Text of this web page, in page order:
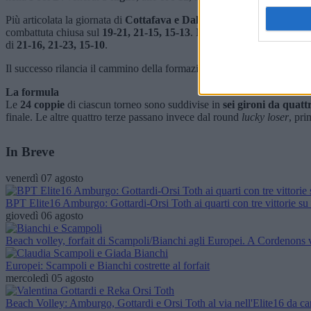
Più articolata la giornata di Cottafava e Dal Corso nel tabellone
combattuta chiusa sul 19-21, 21-15, 15-13. Nel secondo impegno,
di 21-16, 21-23, 15-10.
Il successo rilancia il cammino della formazione italiana, che tornerà
La formula
Le 24 coppie di ciascun torneo sono suddivise in sei gironi da
finale. Le altre quattro terze passano invece dal round lucky loser,
In Breve
venerdì 07 agosto
BPT Elite16 Amburgo: Gottardi-Orsi Toth ai quarti con tre vittorie su
giovedì 06 agosto
Beach volley, forfait di Scampoli/Bianchi agli Europei. A Cordenons
Europei: Scampoli e Bianchi costrette al forfait
mercoledì 05 agosto
Beach Volley: Amburgo, Gottardi e Orsi Toth al via nell'Elite16 da